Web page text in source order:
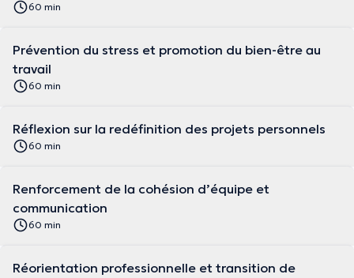
60 min
Prévention du stress et promotion du bien-être au
travail
60 min
Réflexion sur la redéfinition des projets personnels
60 min
Renforcement de la cohésion d’équipe et
communication
60 min
Réorientation professionnelle et transition de